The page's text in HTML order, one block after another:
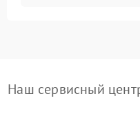
Наш сервисный